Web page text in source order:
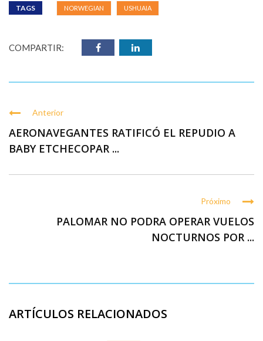
TAGS NORWEGIAN USHUAIA
COMPARTIR:
Anterior
AERONAVEGANTES RATIFICÓ EL REPUDIO A
BABY ETCHECOPAR ...
Próximo
PALOMAR NO PODRA OPERAR VUELOS
NOCTURNOS POR ...
ARTÍCULOS RELACIONADOS